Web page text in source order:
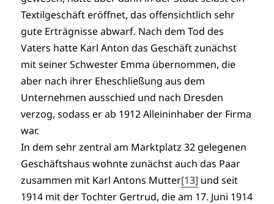
Textilgeschäft eröffnet, das offensichtlich sehr
gute Erträgnisse abwarf. Nach dem Tod des
Vaters hatte Karl Anton das Geschäft zunächst
mit seiner Schwester Emma übernommen, die
aber nach ihrer Eheschließung aus dem
Unternehmen ausschied und nach Dresden
verzog, sodass er ab 1912 Alleininhaber der Firma
war.
In dem sehr zentral am Marktplatz 32 gelegenen
Geschäftshaus wohnte zunächst auch das Paar
zusammen mit Karl Antons Mutter[13] und seit
1914 mit der Tochter Gertrud, die am 17. Juni 1914